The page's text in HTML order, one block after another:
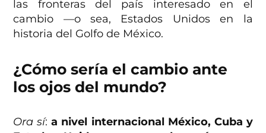
las fronteras del país interesado en el
cambio —o sea, Estados Unidos en la
historia del Golfo de México.
¿Cómo sería el cambio ante
los ojos del mundo?
Ora sí:a nivel internacional México, Cuba y